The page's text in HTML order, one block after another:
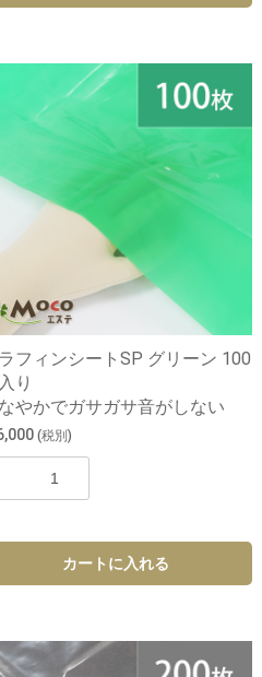
フィンシートSP グリーン 100
り
やかでガサガサ音がしない
(税別)
カートに入れる